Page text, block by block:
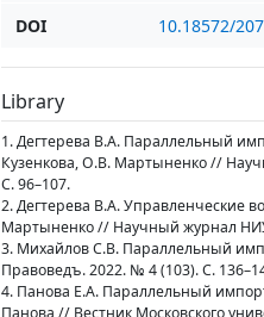
DOI
10.18572/
Library
1. Дегтерева В.А. Параллельный
Кузенкова, О.В. Мартыненко //
С. 96–107.
2. Дегтерева В.А. Управленческие
Мартыненко // Научный журнал
3. Михайлов С.В. Параллельный
Правоведъ. 2022. № 4 (103). С.
4. Панова Е.А. Параллельный
Панова // Вестник Московского